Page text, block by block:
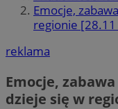
Emocje,
regionie
reklama
Emocje,
dzieje się w